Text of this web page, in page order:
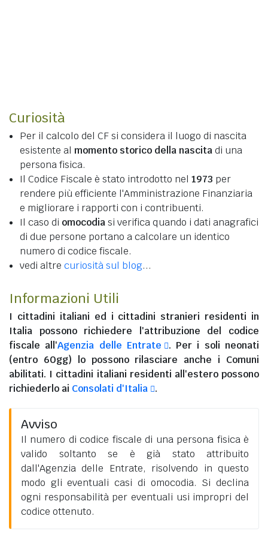
Curiosità
Per il calcolo del CF si considera il luogo di nascita
esistente al momento storico della nascitadi una
persona fisica.
Il Codice Fiscale è stato introdotto nel 1973 per
rendere più efficiente l'Amministrazione Finanziaria
e migliorare i rapporti con i contribuenti.
Il caso di omocodiasi verifica quando i dati anagrafici
di due persone portano a calcolare un identico
numero di codice fiscale.
vedi altre curiosità sul blog...
Informazioni Utili
I cittadini italiani ed i cittadini stranieri residenti in
Italia possono richiedere l'attribuzione del codice
fiscale all'Agenzia delle Entrate
. Per i soli neonati
(entro 60gg) lo possono rilasciare anche i Comuni
abilitati. I cittadini italiani residenti all'esteropossono
richiederlo ai Consolati d'Italia .
Avviso
Il numero di codice fiscale di una persona fisica è
valido soltanto se è già stato attribuito
dall'Agenzia delle Entrate, risolvendo in questo
modo gli eventuali casi di omocodia. Si declina
ogni responsabilità per eventuali usi impropri del
codice ottenuto.